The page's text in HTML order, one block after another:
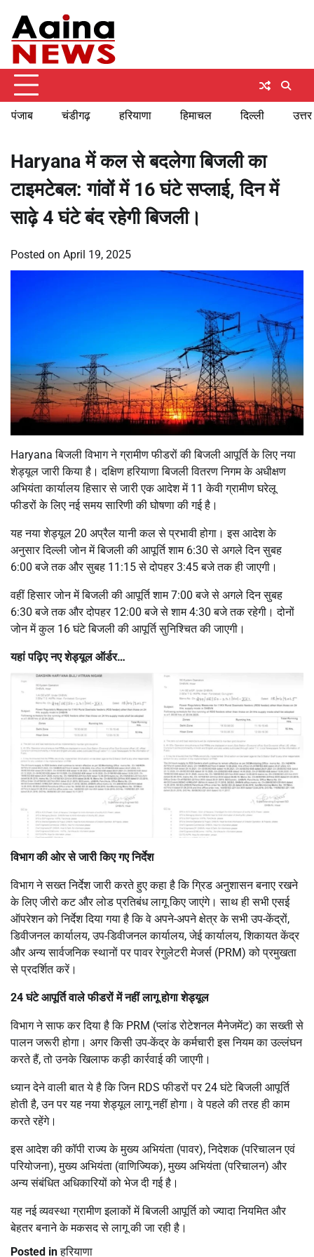
content
पंजाब चंडीगढ़ हरियाणा हिमाचल दिल्ली
Haryana में कल से बदलेगा बिजली का
टाइमटेबल: गांवों में 16 घंटे सप्लाई, दिन में
साढ़े 4 घंटे बंद रहेगी बिजली।
Posted on April 19, 2025
Haryana बिजली विभाग ने ग्रामीण फीडरों की बिजली आपूर्ति के लिए नया
शेड्यूल जारी किया है। दक्षिण हरियाणा बिजली वितरण निगम के अधीक्षण
अभियंता कार्यालय हिसार से जारी एक आदेश में 11 केवी ग्रामीण घरेलू
फीडरों के लिए नई समय सारिणी की घोषणा की गई है।
यह नया शेड्यूल 20 अप्रैल यानी कल से प्रभावी होगा। इस आदेश के
अनुसार दिल्ली जोन में बिजली की आपूर्ति शाम 6:30 से अगले दिन सुबह
6:00 बजे तक और सुबह 11:15 से दोपहर 3:45 बजे तक ही जाएगी।
वहीं हिसार जोन में बिजली की आपूर्ति शाम 7:00 बजे से अगले दिन सुबह
6:30 बजे तक और दोपहर 12:00 बजे से शाम 4:30 बजे तक रहेगी। दोनों
जोन में कुल 16 घंटे बिजली की आपूर्ति सुनिश्चित की जाएगी।
यहां पढ़िए नए शेड्यूल ऑर्डर…
विभाग की ओर से जारी किए गए निर्देश
विभाग ने सख्त निर्देश जारी करते हुए कहा है कि ग्रिड अनुशासन बनाए रखने
के लिए जीरो कट और लोड प्रतिबंध लागू किए जाएंगे। साथ ही सभी एसई
ऑपरेशन को निर्देश दिया गया है कि वे अपने-अपने क्षेत्र के सभी उप-केंद्रों,
डिवीजनल कार्यालय, उप-डिवीजनल कार्यालय, जेई कार्यालय, शिकायत केंद्र
और अन्य सार्वजनिक स्थानों पर पावर रेगुलेटरी मेजर्स (PRM) को प्रमुखता
से प्रदर्शित करें।
24 घंटे आपूर्ति वाले फीडरों में नहीं लागू होगा शेड्यूल
विभाग ने साफ कर दिया है कि PRM (प्लांड रोटेशनल मैनेजमेंट) का सख्ती से
पालन जरूरी होगा। अगर किसी उप-केंद्र के कर्मचारी इस नियम का उल्लंघन
करते हैं, तो उनके खिलाफ कड़ी कार्रवाई की जाएगी।
ध्यान देने वाली बात ये है कि जिन RDS फीडरों पर 24 घंटे बिजली आपूर्ति
होती है, उन पर यह नया शेड्यूल लागू नहीं होगा। वे पहले की तरह ही काम
करते रहेंगे।
इस आदेश की कॉपी राज्य के मुख्य अभियंता (पावर), निदेशक (परिचालन एवं
परियोजना), मुख्य अभियंता (वाणिज्यिक), मुख्य अभियंता (परिचालन) और
अन्य संबंधित अधिकारियों को भेज दी गई है।
यह नई व्यवस्था ग्रामीण इलाकों में बिजली आपूर्ति को ज्यादा नियमित और
बेहतर बनाने के मकसद से लागू की जा रही है।
Posted inहरियाणा